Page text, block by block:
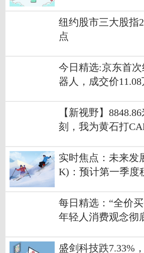
纽约股市三大股指
点
今日精选:京东首
器人，成交价11.08
【新视野】
刻，我为黄石打
实时焦点：未来发
K)：预计第一季度
每日精选：“全价买
年轻人消费观念彻
盛剑科技跌7.33%